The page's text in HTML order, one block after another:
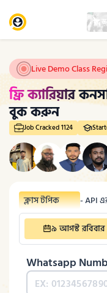
Live Demo Class
ফ্রি ক্যারিয়ার
বুক করুন
Job Cracked1124
ক্লাসটপিক -API
৯ আগস্ট রবিবার
Whatsapp